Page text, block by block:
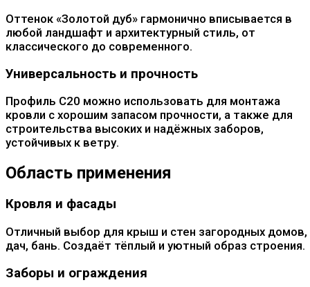
Оттенок «Золотой дуб» гармонично вписывается в
любой ландшафт и архитектурный стиль, от
классического до современного.
Универсальность и прочность
Профиль C20 можно использовать для монтажа
кровли с хорошим запасом прочности, а также для
строительства высоких и надёжных заборов,
устойчивых к ветру.
Область применения
Кровля и фасады
Отличный выбор для крыш и стен загородных домов,
дач, бань. Создаёт тёплый и уютный образ строения.
Заборы и ограждения